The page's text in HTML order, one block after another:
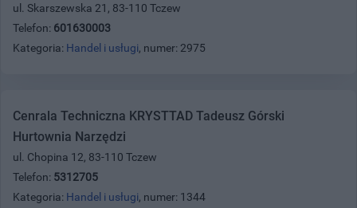
ul. Skarszewska 21, 83-110 Tczew
Telefon: 601630003
Kategoria: Handel i usługi, numer: 2975
Cenrala Techniczna KRYSTTAD Tadeusz Górski
Hurtownia Narzędzi
ul. Chopina 12, 83-110 Tczew
Telefon: 5312705
Kategoria: Handel i usługi, numer: 1344